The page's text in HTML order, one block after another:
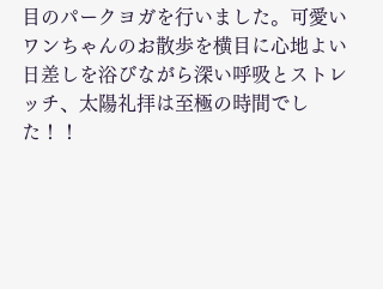
目のパークヨガを行いました。可愛い
ワンちゃんのお散歩を横目に心地よい
日差しを浴びながら深い呼吸とストレ
ッチ、太陽礼拝は至極の時間でし
た！！